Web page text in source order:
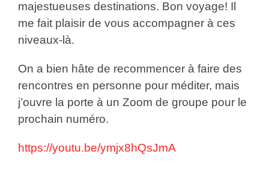
majestueuses destinations. Bon voyage! Il
me fait plaisir de vous accompagner à ces
niveaux-là.
On a bien hâte de recommencer à faire des
rencontres en personne pour méditer, mais
j’ouvre la porte à un Zoom de groupe pour le
prochain numéro.
https://youtu.be/ymjx8hQsJmA